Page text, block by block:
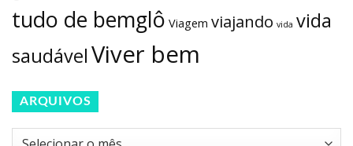
tudo de bemglô Viagem viajando vida vida
saudávelViver bem
ARQUIVOS
Arquivos